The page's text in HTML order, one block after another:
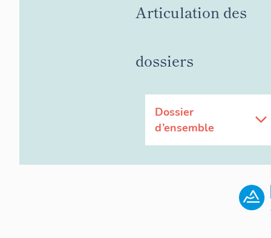
Articulation des
dossiers
Dossier
d’ensemble